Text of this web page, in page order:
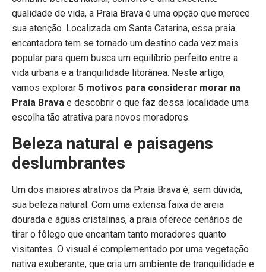
qualidade de vida, a Praia Brava é uma opção que merece
sua atenção. Localizada em Santa Catarina, essa praia
encantadora tem se tornado um destino cada vez mais
popular para quem busca um equilíbrio perfeito entre a
vida urbana e a tranquilidade litorânea. Neste artigo,
vamos explorar 5 motivos para considerar morar na
Praia Brava e descobrir o que faz dessa localidade uma
escolha tão atrativa para novos moradores.
Beleza natural e paisagens
deslumbrantes
Um dos maiores atrativos da Praia Brava é, sem dúvida,
sua beleza natural. Com uma extensa faixa de areia
dourada e águas cristalinas, a praia oferece cenários de
tirar o fôlego que encantam tanto moradores quanto
visitantes. O visual é complementado por uma vegetação
nativa exuberante, que cria um ambiente de tranquilidade e